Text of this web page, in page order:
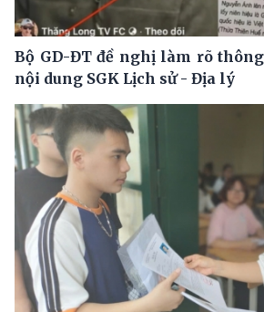
Bộ GD-ĐT đề nghị làm rõ
nội dung SGK Lịch sử - Địa lý